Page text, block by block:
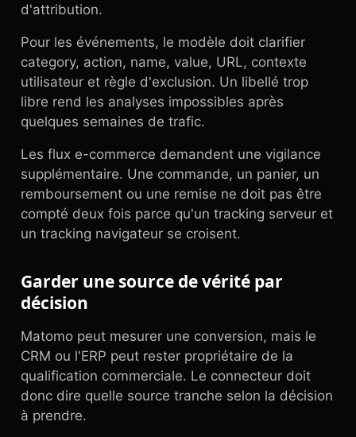
d'attribution.
Pour les événements, le modèle doit clarifier
category, action, name, value, URL, contexte
utilisateur et règle d'exclusion. Un libellé trop
libre rend les analyses impossibles après
quelques semaines de trafic.
Les flux e-commerce demandent une vigilance
supplémentaire. Une commande, un panier, un
remboursement ou une remise ne doit pas être
compté deux fois parce qu'un tracking serveur et
un tracking navigateur se croisent.
Garder une source de vérité par
décision
Matomo peut mesurer une conversion, mais le
CRM ou l'ERP peut rester propriétaire de la
qualification commerciale. Le connecteur doit
donc dire quelle source tranche selon la décision
à prendre.